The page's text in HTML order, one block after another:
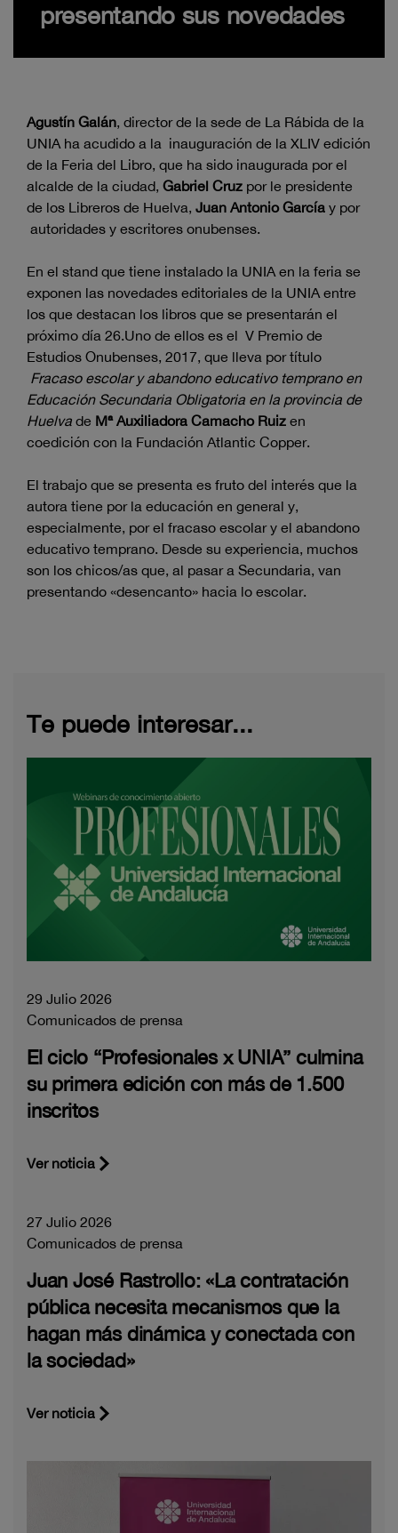
presentando sus novedades
Agustín Galán, director de la sede de La Rábida de la
UNIA ha acudido a la inauguración de la XLIV edición
de la Feria del Libro, que ha sido inaugurada por el
alcalde de la ciudad, Gabriel Cruz por le presidente
de los Libreros de Huelva, Juan Antonio García y por
autoridades y escritores onubenses.
En el stand que tiene instalado la UNIA en la feria se
exponen las novedades editoriales de la UNIA entre
los que destacan los libros que se presentarán el
próximo día 26.Uno de ellos es el V Premio de
Estudios Onubenses, 2017, que lleva por título
Fracaso escolar y abandono educativo temprano en
Educación Secundaria Obligatoria en la provincia de
Huelva de Mª Auxiliadora Camacho Ruiz en
coedición con la Fundación Atlantic Copper.
El trabajo que se presenta es fruto del interés que la
autora tiene por la educación en general y,
especialmente, por el fracaso escolar y el abandono
educativo temprano. Desde su experiencia, muchos
son los chicos/as que, al pasar a Secundaria, van
presentando «desencanto» hacia lo escolar.
Te puede interesar...
29 Julio 2026
Comunicados de prensa
El ciclo “Profesionales x UNIA” culmina
su primera edición con más de 1.500
inscritos
Ver noticia
27 Julio 2026
Comunicados de prensa
Juan José Rastrollo: «La contratación
pública necesita mecanismos que la
hagan más dinámica y conectada con
la sociedad»
Ver noticia